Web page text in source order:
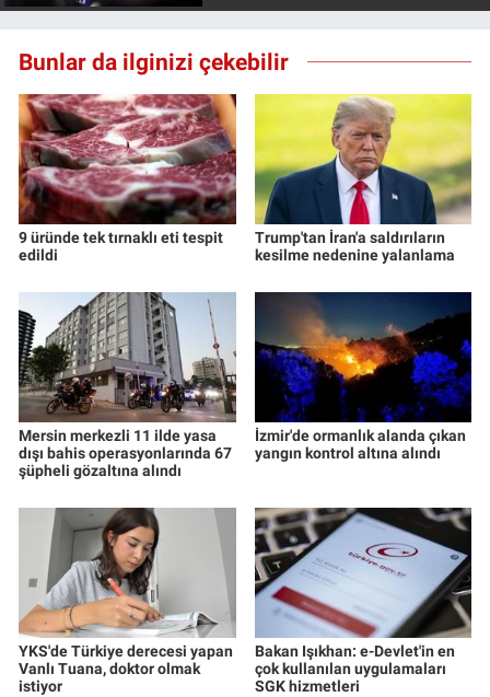
Bunlar da ilginizi çekebilir
9 üründe tek tırnaklı eti tespit
edildi
Trump'tan İran'a saldırıların
kesilme nedenine yalanlama
Mersin merkezli 11 ilde yasa
dışı bahis operasyonlarında 67
şüpheli gözaltına alındı
İzmir'de ormanlık alanda çıkan
yangın kontrol altına alındı
YKS'de Türkiye derecesi yapan
Vanlı Tuana, doktor olmak
istiyor
Bakan Işıkhan: e-Devlet'in en
çok kullanılan uygulamaları
SGK hizmetleri